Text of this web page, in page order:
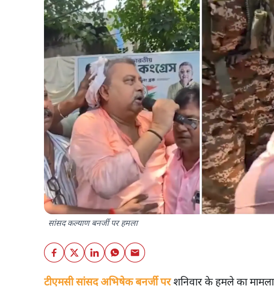
सांसद कल्याण बनर्जी पर हमला
टीएमसी सांसद अभिषेक बनर्जी परशनिवार के हमले का मामला